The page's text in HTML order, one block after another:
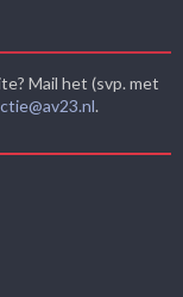
Mail het (svp. met
.